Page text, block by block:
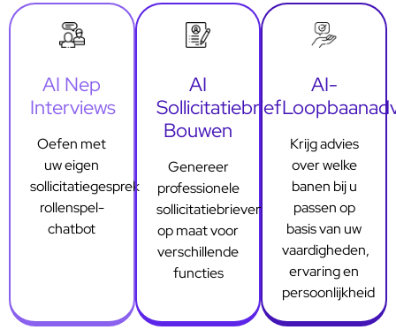
AI Nep
Interviews
Oefen met
uw eigen
sollicitatiegesprek
rollenspel-
chatbot
AI
Sollicitatiebrief
Bouwen
Genereer
professionele
sollicitatiebrieven
op maat voor
verschillende
functies
AI-
Krijg advies
over welke
banen bij u
passen op
basis van uw
vaardigheden,
ervaring en
persoonlijkheid